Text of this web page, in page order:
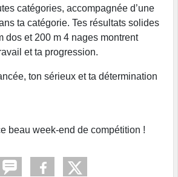
catégories, accompagnée d’une
ta catégorie. Tes résultats solides
dos et 200 m 4 nages montrent
et ta progression.
ton sérieux et ta détermination
beau week-end de compétition !